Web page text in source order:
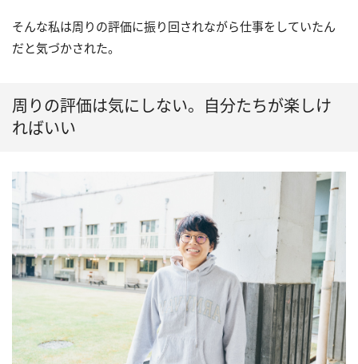
そんな私は周りの評価に振り回されながら仕事をしていたん
だと気づかされた。
周りの評価は気にしない。自分たちが楽しけ
ればいい